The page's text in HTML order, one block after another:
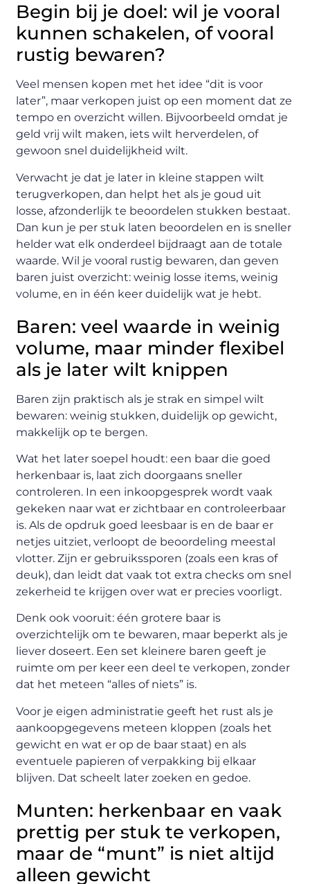
Begin bij je doel: wil je vooral
kunnen schakelen, of vooral
rustig bewaren?
Veel mensen kopen met het idee “dit is voor
later”, maar verkopen juist op een moment dat ze
tempo en overzicht willen. Bijvoorbeeld omdat je
geld vrij wilt maken, iets wilt herverdelen, of
gewoon snel duidelijkheid wilt.
Verwacht je dat je later in kleine stappen wilt
terugverkopen, dan helpt het als je goud uit
losse, afzonderlijk te beoordelen stukken bestaat.
Dan kun je per stuk laten beoordelen en is sneller
helder wat elk onderdeel bijdraagt aan de totale
waarde. Wil je vooral rustig bewaren, dan geven
baren juist overzicht: weinig losse items, weinig
volume, en in één keer duidelijk wat je hebt.
Baren: veel waarde in weinig
volume, maar minder flexibel
als je later wilt knippen
Baren zijn praktisch als je strak en simpel wilt
bewaren: weinig stukken, duidelijk op gewicht,
makkelijk op te bergen.
Wat het later soepel houdt: een baar die goed
herkenbaar is, laat zich doorgaans sneller
controleren. In een inkoopgesprek wordt vaak
gekeken naar wat er zichtbaar en controleerbaar
is. Als de opdruk goed leesbaar is en de baar er
netjes uitziet, verloopt de beoordeling meestal
vlotter. Zijn er gebruikssporen (zoals een kras of
deuk), dan leidt dat vaak tot extra checks om snel
zekerheid te krijgen over wat er precies voorligt.
Denk ook vooruit: één grotere baar is
overzichtelijk om te bewaren, maar beperkt als je
liever doseert. Een set kleinere baren geeft je
ruimte om per keer een deel te verkopen, zonder
dat het meteen “alles of niets” is.
Voor je eigen administratie geeft het rust als je
aankoopgegevens meteen kloppen (zoals het
gewicht en wat er op de baar staat) en als
eventuele papieren of verpakking bij elkaar
blijven. Dat scheelt later zoeken en gedoe.
Munten: herkenbaar en vaak
prettig per stuk te verkopen,
maar de “munt” is niet altijd
alleen gewicht